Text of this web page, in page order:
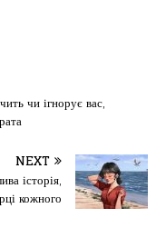
чи ігнорує вас,
NEXT
історія,
кожного